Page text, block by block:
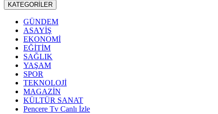
KATEGORİLER
GÜNDEM
ASAYİŞ
EKONOMİ
EĞİTİM
SAĞLIK
YAŞAM
SPOR
TEKNOLOJİ
MAGAZİN
KÜLTÜR SANAT
Pencere Tv Canlı İzle